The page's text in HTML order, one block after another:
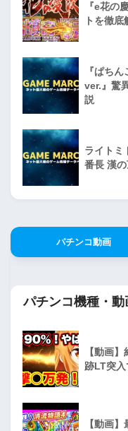
『e花の
トを徹底
『ぱち
ver.』驚
説
ライトミ
番長 漢
パチンコ動画
パチンコ機種・動
【動画
跡LT突
【動画